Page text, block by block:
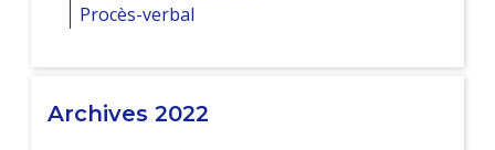
Procès-verbal
Archives 2022